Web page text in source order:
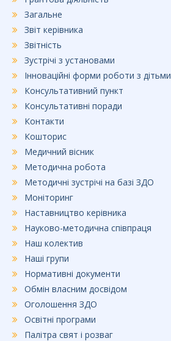
Загальне
Звіт керівника
Звітність
Зустрічі з установами
Інноваційні форми роботи з дітьми
Консультативний пункт
Консультативні поради
Контакти
Кошторис
Медичний вісник
Методична робота
Методичні зустрічі на базі ЗДО
Моніторинг
Наставництво керівника
Науково-методична співпраця
Наш колектив
Наші групи
Нормативні документи
Обмін власним досвідом
Оголошення ЗДО
Освітні програми
Палітра свят і розваг